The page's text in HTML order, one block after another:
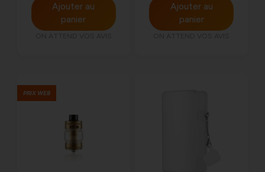
Ajouter au
panier
Ajouter au
panier
PRIX WEB